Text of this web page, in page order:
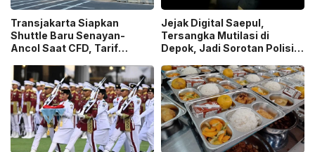
Transjakarta Siapkan
Shuttle Baru Senayan-
Ancol Saat CFD, Tarif
Jejak Digital Saepul,
Tersangka Mutilasi di
Depok, Jadi Sorotan Polisi